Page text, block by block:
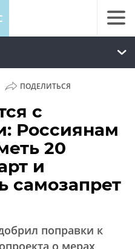
ПОДЕЛИТЬСЯ
с
Россиянам
20
и
самозапрет
поправки к
о мерах